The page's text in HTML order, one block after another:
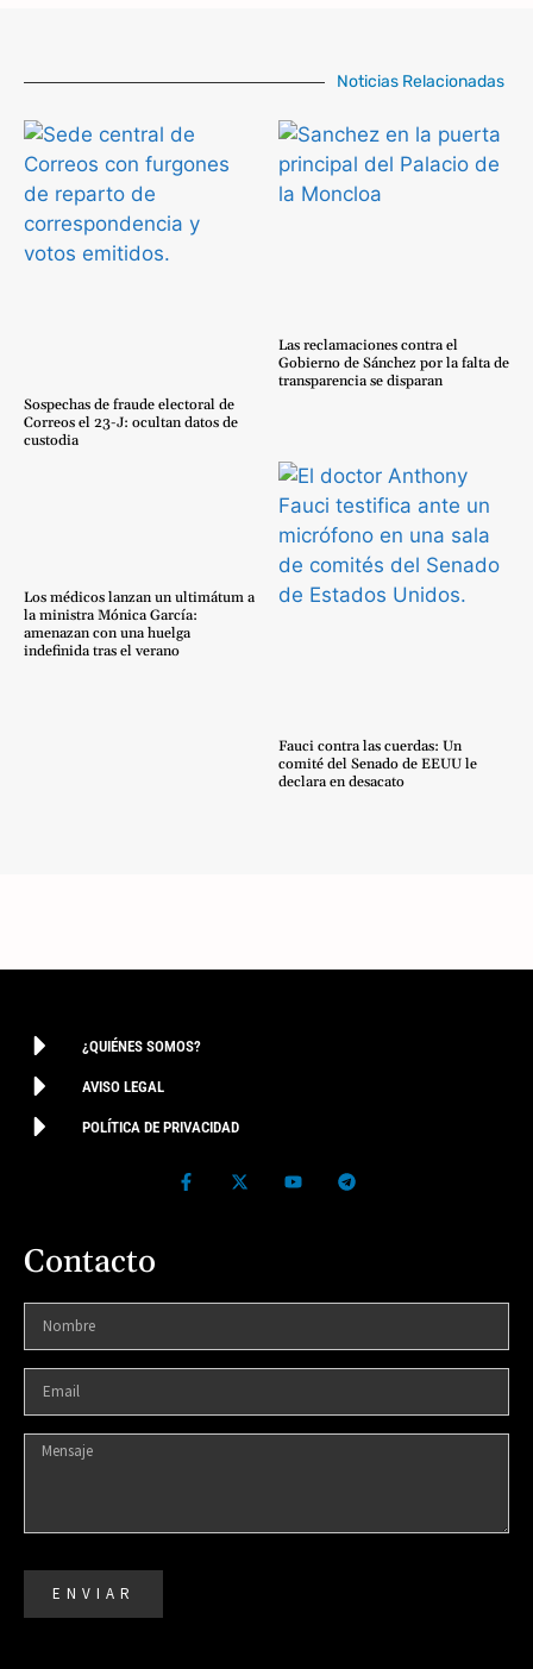
Noticias Relacionadas
Sospechas de fraude electoral de
Correos el 23-J: ocultan datos de
custodia
Las reclamaciones contra el
Gobierno de Sánchez por la falta de
transparencia se disparan
Los médicos lanzan un ultimátum a
la ministra Mónica García:
amenazan con una huelga
indefinida tras el verano
Fauci contra las cuerdas: Un
comité del Senado de EEUU le
declara en desacato
¿QUIÉNES SOMOS?
AVISO LEGAL
POLÍTICA DE PRIVACIDAD
Contacto
ENVIAR